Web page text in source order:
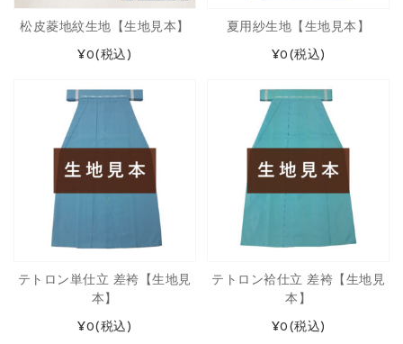
松皮菱地紋生地【生地見本】
¥0(税込)
夏用紗生地【生地見本】
¥0 (税込)
テトロン単仕立 差袴【生地見
本】
¥0(税込)
テトロン袷仕立 差袴【生地見
本】
¥0 (税込)